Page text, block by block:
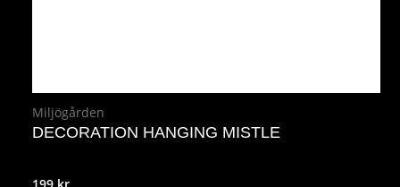
Miljögården
DECORATION HANGING MISTLE
199 kr